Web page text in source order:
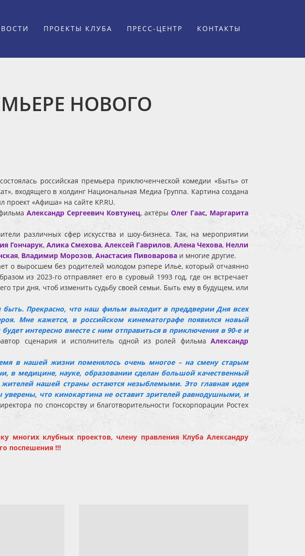
ПРОЕКТЫ КЛУБА ПРЕСС-ЦЕНТР КОНТАКТЫ
НОВОГО
российская премьера приключенческой комедии «Быть» от
входящего в холдинг Национальная Медиа Группа. Картина создана
«Афиша» на сайте KP.RU.
фильмаАлександр Сергеевич Ковтунец, актёрыОлег Гаас, Маргарита
различных сфер искусства и шоу-бизнеса. Так, на мероприятии
Гончарук, Алика Смехова, Алексей Гаврилов,Алена Чехова, Нелли
, Владимир Морозов, Анастасия Пивоварова и многие другие.
о выросшем без родителей молодом рэпере Илье, который отчаянно
из 2023-го отправляет его в суровый 1993 год, где он встречает
три дня, чтоб изменить судьбу своей семьи. Быть ему в будущем, или
Прекрасно, что наш фильм выходит в преддверии Дня всех
Мне кажется, в российском кинематографе появился новый
интересно вместе с ним отправиться в приключения в 90-е и
сценария и исполнитель одной из ролей фильма Александр
в нашей жизни поменялось очень многое – на смену старым
в медицине, науке, образовании сделан большой качественный
нашей страны остаются незыблемыми. Это главная идея
что кинокартина не оставит зрителей равнодушными, и
по спонсорству и благотворительности Госкорпорации Ростех
клубных проектов, члену правления Клуба Александру
поспешения !!!